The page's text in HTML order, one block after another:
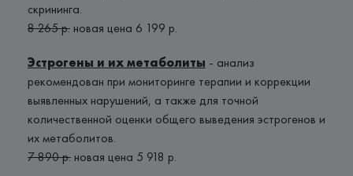
скрининга.
8 265 р. новая цена 6 199 р.
Эстрогены и их метаболиты - анализ
рекомендован при мониторинге терапии и коррекции
выявленных нарушений, а также для точной
количественной оценки общего выведения эстрогенов и
их метаболитов.
7 890 р. новая цена 5 918 р.